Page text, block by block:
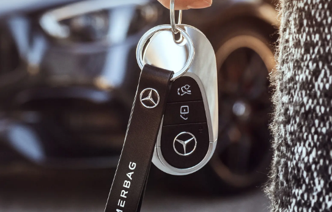
Classes de modèles
Mercedes-Benz
Mercedes-AMG
Mercedes-Maybach
smart
Modèles spéciaux
Modèles précédents
Clients de flotte &
Solutions de recharge
Leasing
Assurance
Garantie
Offres digitales
Modèles classiques